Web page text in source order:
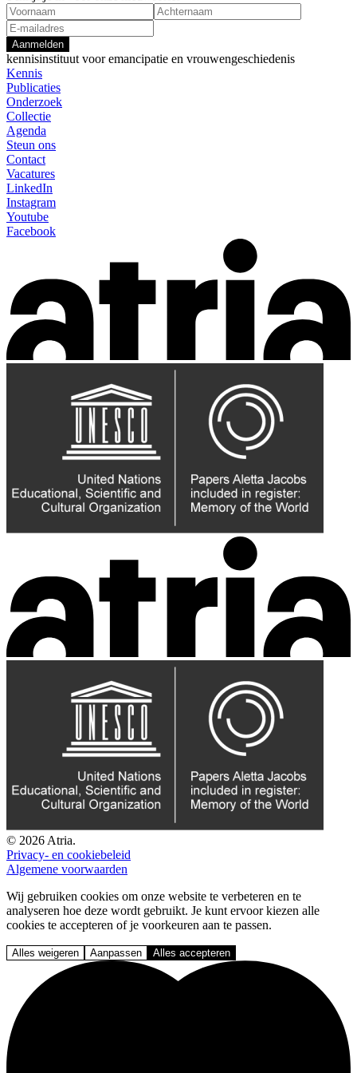
Aanmelden
kennisinstituut voor emancipatie en vrouwengeschiedenis
Kennis
Publicaties
Onderzoek
Collectie
Agenda
Steun ons
Contact
Vacatures
LinkedIn
Instagram
Youtube
Facebook
© 2026 Atria.
Privacy- en cookiebeleid
Algemene voorwaarden
Wij gebruiken cookies om onze website te verbeteren en te
analyseren hoe deze wordt gebruikt. Je kunt ervoor kiezen alle
cookies te accepteren of je voorkeuren aan te passen.
Alles weigeren Aanpassen Alles accepteren